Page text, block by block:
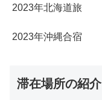
2023年北海道旅
2023年沖縄合宿
滞在場所の紹介